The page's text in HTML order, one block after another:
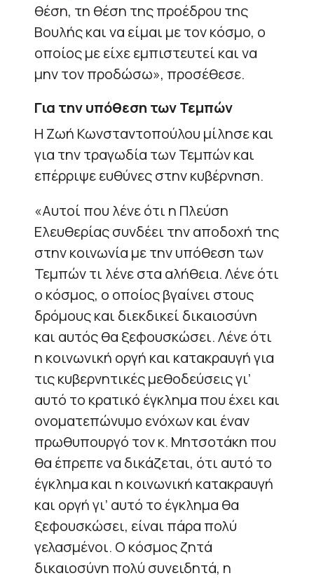
θέση, τη θέση της προέδρου της
Βουλής και να είμαι με τον κόσμο, ο
οποίος με είχε εμπιστευτεί και να
μην τον προδώσω», προσέθεσε.
Για την υπόθεση των Τεμπών
Η Ζωή Κωνσταντοπούλου μίλησε και
για την τραγωδία των Τεμπών και
επέρριψε ευθύνες στην κυβέρνηση.
«Αυτοί που λένε ότι η Πλεύση
Ελευθερίας συνδέει την αποδοχή της
στην κοινωνία με την υπόθεση των
Τεμπών τι λένε στα αλήθεια. Λένε ότι
ο κόσμος, ο οποίος βγαίνει στους
δρόμους και διεκδικεί δικαιοσύνη
και αυτός θα ξεφουσκώσει. Λένε ότι
η κοινωνική οργή και κατακραυγή για
τις κυβερνητικές μεθοδεύσεις γι’
αυτό το κρατικό έγκλημα που έχει και
ονοματεπώνυμο ενόχων και έναν
πρωθυπουργό τον κ. Μητσοτάκη που
θα έπρεπε να δικάζεται, ότι αυτό το
έγκλημα και η κοινωνική κατακραυγή
και οργή γι’ αυτό το έγκλημα θα
ξεφουσκώσει, είναι πάρα πολύ
γελασμένοι. Ο κόσμος ζητά
δικαιοσύνη πολύ συνειδητά, η